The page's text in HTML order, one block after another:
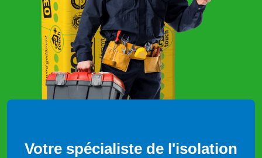
Votre spécialiste de l'isolation